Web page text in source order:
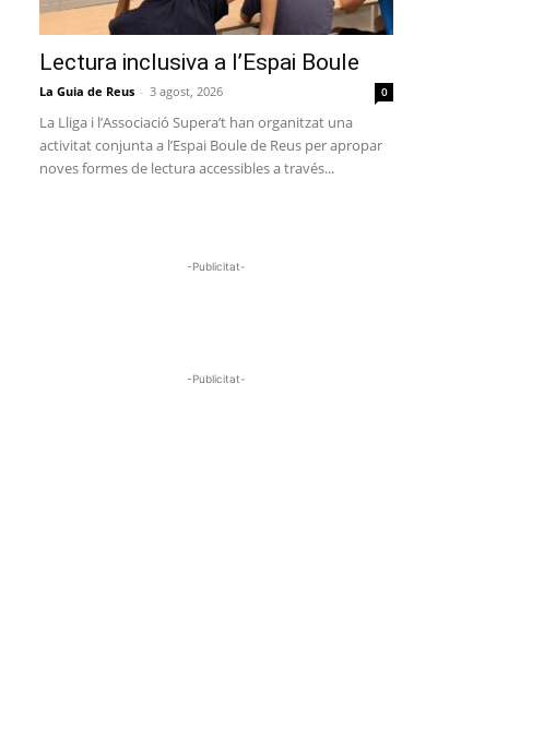
Lectura inclusiva a l’Espai Boule
La Guia de Reus - 3 agost, 2026 0
La Lliga i l’Associació Supera’t han organitzat una
activitat conjunta a l’Espai Boule de Reus per apropar
noves formes de lectura accessibles a través...
-Publicitat-
-Publicitat-